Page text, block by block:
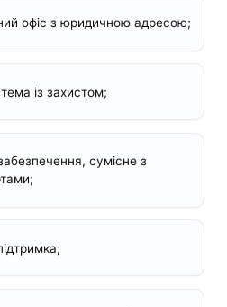
офіс з юридичною адресою;
із захистом;
сумісне з